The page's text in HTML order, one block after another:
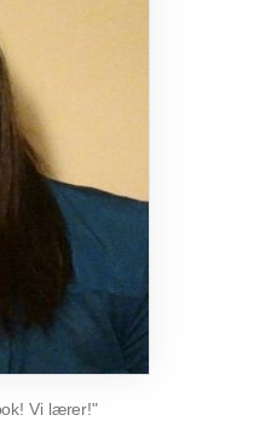
Vi lærer!"